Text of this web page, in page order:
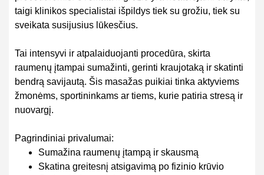
taigi klinikos specialistai išpildys tiek su grožiu, tiek su
sveikata susijusius lūkesčius.
Tai intensyvi ir atpalaiduojanti procedūra, skirta
raumenų įtampai sumažinti, gerinti kraujotaką ir skatinti
bendrą savijautą. Šis masažas puikiai tinka aktyviems
žmonėms, sportininkams ar tiems, kurie patiria stresą ir
nuovargį.
Pagrindiniai privalumai:
Sumažina raumenų įtampą ir skausmą
Skatina greitesnį atsigavimą po fizinio krūvio